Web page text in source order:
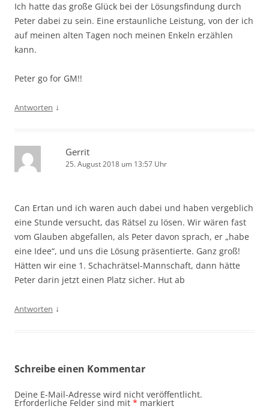
Ich hatte das große Glück bei der Lösungsfindung durch
Peter dabei zu sein. Eine erstaunliche Leistung, von der ich
auf meinen alten Tagen noch meinen Enkeln erzählen
kann.
Peter go for GM!!
Antworten ↓
Gerrit
25. August 2018 um 13:57 Uhr
Can Ertan und ich waren auch dabei und haben vergeblich
eine Stunde versucht, das Rätsel zu lösen. Wir wären fast
vom Glauben abgefallen, als Peter davon sprach, er „habe
eine Idee“, und uns die Lösung präsentierte. Ganz groß!
Hätten wir eine 1. Schachrätsel-Mannschaft, dann hätte
Peter darin jetzt einen Platz sicher. Hut ab
Antworten ↓
Schreibe einen Kommentar
Deine E-Mail-Adresse wird nicht veröffentlicht.
Erforderliche Felder sind mit * markiert